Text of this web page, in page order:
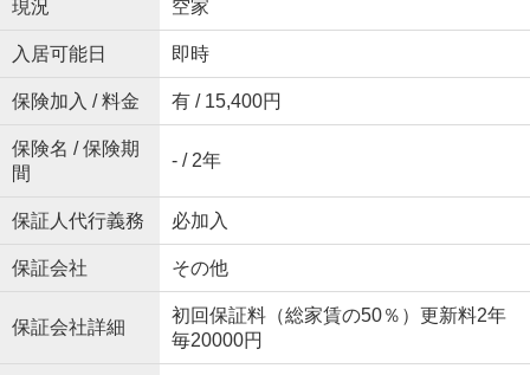
現況 空家
入居可能日 即時
保険加入 / 料金 有 / 15,400円
保険名 / 保険期
間
- / 2年
保証人代行義務 必加入
保証会社 その他
保証会社詳細
初回保証料（総家賃の50％）更新料2年
毎20000円